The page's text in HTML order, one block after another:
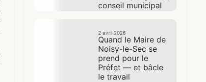
conseil municipal
2 avril 2026
Quand le Maire de
Noisy-le-Sec se
prend pour le
Préfet — et bâcle
le travail